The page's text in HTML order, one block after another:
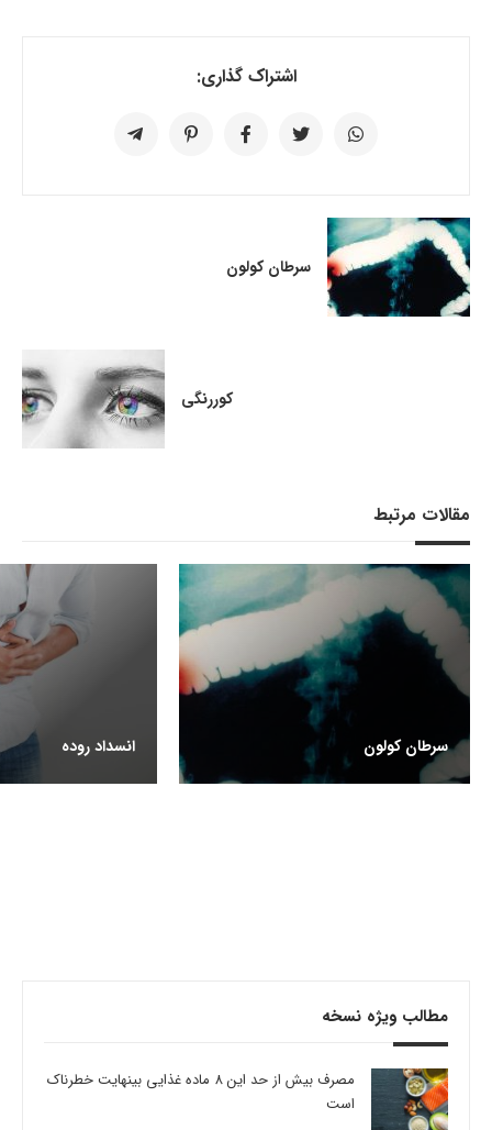
اشتراک گذاری:
سرطان کولون
کوررنگی
مقالات مرتبط
سرطان کولون انسداد روده
مطالب ویژه نسخه
مصرف بیش از حد این 8 ماده غذایی بینهایت خطرناک
است